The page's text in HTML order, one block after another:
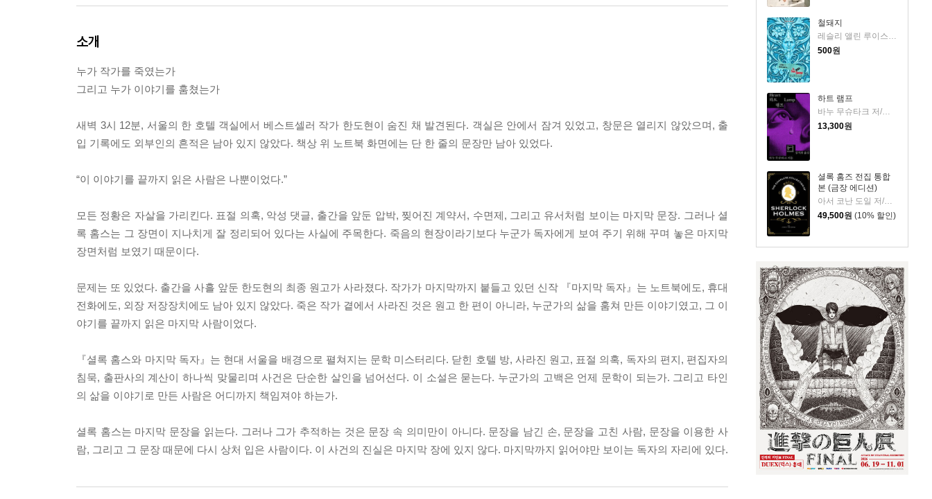
철돼지
레슬리 앨린 루이스 저
500원
하트 램프
바누 무슈타크 저/김석희 역
13,300원
셜록 홈즈 전집 통합
본 (금장 에디션)
아서 코난 도일 저/박상은 역
49,500원 (10% 할인)
소개
누가 작가를 죽였는가
그리고 누가 이야기를 훔쳤는가
새벽 3시 12분, 서울의 한 호텔 객실에서 베스트셀러 작가 한도현이 숨진 채 발견된다. 객실은 안에서 잠겨 있었고, 창문은 열리지 않았으며, 출
입 기록에도 외부인의 흔적은 남아 있지 않았다. 책상 위 노트북 화면에는 단 한 줄의 문장만 남아 있었다.
“이 이야기를 끝까지 읽은 사람은 나뿐이었다.”
모든 정황은 자살을 가리킨다. 표절 의혹, 악성 댓글, 출간을 앞둔 압박, 찢어진 계약서, 수면제, 그리고 유서처럼 보이는 마지막 문장. 그러나 셜
록 홈스는 그 장면이 지나치게 잘 정리되어 있다는 사실에 주목한다. 죽음의 현장이라기보다 누군가 독자에게 보여 주기 위해 꾸며 놓은 마지막
장면처럼 보였기 때문이다.
문제는 또 있었다. 출간을 사흘 앞둔 한도현의 최종 원고가 사라졌다. 작가가 마지막까지 붙들고 있던 신작 『마지막 독자』는 노트북에도, 휴대
전화에도, 외장 저장장치에도 남아 있지 않았다. 죽은 작가 곁에서 사라진 것은 원고 한 편이 아니라, 누군가의 삶을 훔쳐 만든 이야기였고, 그 이
야기를 끝까지 읽은 마지막 사람이었다.
『셜록 홈스와 마지막 독자』는 현대 서울을 배경으로 펼쳐지는 문학 미스터리다. 닫힌 호텔 방, 사라진 원고, 표절 의혹, 독자의 편지, 편집자의
침묵, 출판사의 계산이 하나씩 맞물리며 사건은 단순한 살인을 넘어선다. 이 소설은 묻는다. 누군가의 고백은 언제 문학이 되는가. 그리고 타인
의 삶을 이야기로 만든 사람은 어디까지 책임져야 하는가.
셜록 홈스는 마지막 문장을 읽는다. 그러나 그가 추적하는 것은 문장 속 의미만이 아니다. 문장을 남긴 손, 문장을 고친 사람, 문장을 이용한 사
람, 그리고 그 문장 때문에 다시 상처 입은 사람이다. 이 사건의 진실은 마지막 장에 있지 않다. 마지막까지 읽어야만 보이는 독자의 자리에 있다.